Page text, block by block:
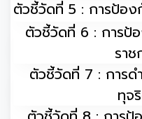
ตัวชี้วัดที่ 5 : การป้อ
ตัวชี้วัดที่ 6 : การป้
ราช
ตัวชี้วัดที่ 7 : การด
ทุจ